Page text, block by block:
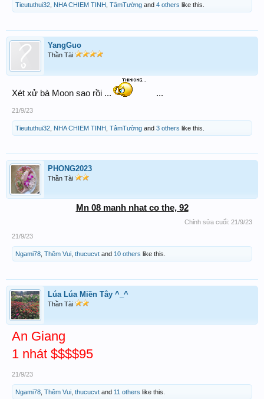
Tieututhui32 NHA CHIEM TINH TâmTường and 4 others like this.
YangGuo
Thần Tài
Xét xử bà Moon sao rồi ... ...
21/9/23
Tieututhui32 NHA CHIEM TINH TâmTường and 3 others like this.
PHONG2023
Thần Tài
Mn 08 manh nhat co the, 92
Chỉnh sửa cuối: 21/9/23
21/9/23
Ngami78 Thêm Vui thucucvt and 10 others like this.
Lúa Lúa Miền Tây ^_^
Thần Tài
An Giang
1 nhát $$$$95
21/9/23
Ngami78 Thêm Vui thucucvt and 11 others like this.